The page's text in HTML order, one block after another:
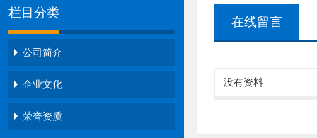
栏目分类
公司简介
企业文化
荣誉资质
在线留言
没有资料